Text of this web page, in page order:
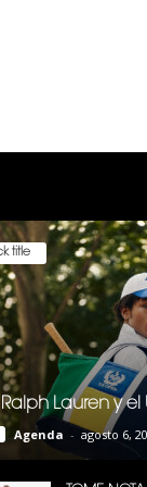
title
Lauren y el
Agenda - agosto 6,